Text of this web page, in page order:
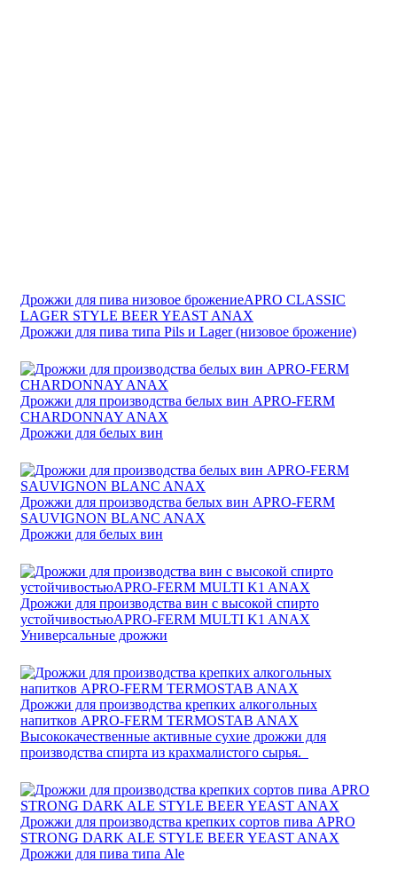
Дрожжи для пива низовое брожениеAPRO CLASSIC
LAGER STYLE BEER YEAST ANAX
Дрожжи для пива типа Pils и Lager (низовое брожение)
Дрожжи для производства белых вин APRO-FERM
CHARDONNAY ANAX
Дрожжи для белых вин
Дрожжи для производства белых вин APRO-FERM
SAUVIGNON BLANC ANAX
Дрожжи для белых вин
Дрожжи для производства вин с высокой спирто
устойчивостьюAPRO-FERM MULTI K1 ANAX
Универсальные дрожжи
Дрожжи для производства крепких алкогольных
напитков APRO-FERM TERMOSTAB ANAX
Высококачественные активные сухие дрожжи для
производства спирта из крахмалистого сырья.
Дрожжи для производства крепких сортов пива APRO
STRONG DARK ALE STYLE BEER YEAST ANAX
Дрожжи для пива типа Ale